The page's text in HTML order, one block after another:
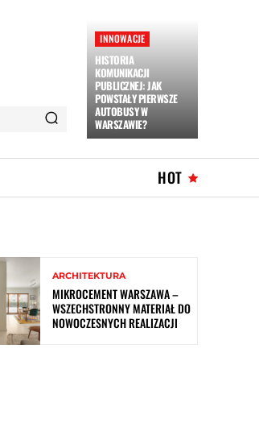
INNOWACJE
HISTORIA
KOMUNIKACJI
PUBLICZNEJ: JAK
POWSTAŁY PIERWSZE
AUTOBUSY W
WARSZAWIE?
HOT
ARCHITEKTURA
MIKROCEMENT WARSZAWA –
WSZECHSTRONNY MATERIAŁ DO
NOWOCZESNYCH REALIZACJI